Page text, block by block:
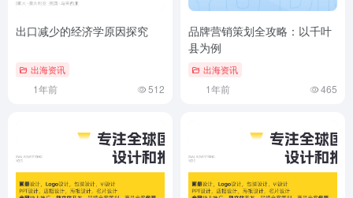
出口减少的经济学原因探究
出海资讯
1年前 512
品牌营销策划全攻略：以千叶
县为例
出海资讯
1年前 465